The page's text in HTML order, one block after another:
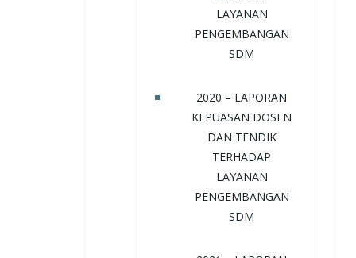
LAYANAN
PENGEMBANGAN
SDM
2020 – LAPORAN
KEPUASAN DOSEN
DAN TENDIK
TERHADAP
LAYANAN
PENGEMBANGAN
SDM